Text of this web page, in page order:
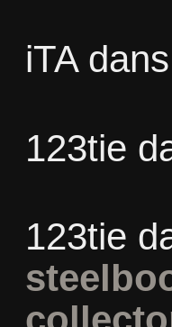
iTAdans
123tie
123tie